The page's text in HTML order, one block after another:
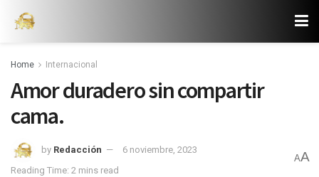
Home Internacional
Amor duradero sin compartir
cama.
by Redacción
6 noviembre, 2023
Reading Time: 2 mins read
AA